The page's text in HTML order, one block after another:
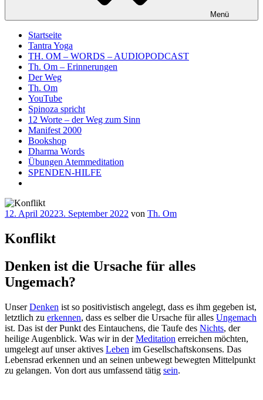
Menü
Startseite
Tantra Yoga
TH. OM – WORDS – AUDIOPODCAST
Th. Om – Erinnerungen
Der Weg
Th. Om
YouTube
Spinoza spricht
12 Worte – der Weg zum Sinn
Manifest 2000
Bookshop
Dharma Words
Übungen Atemmeditation
SPENDEN-HILFE
Veröffentlicht
12. April 20223. September 2022 von Th. Om
Konflikt
Denken ist die Ursache für alles
Ungemach?
UnserDenken ist so positivistisch angelegt, dass es ihm gegeben ist,
letztlich zu erkennen, dass es selber die Ursache für alles Ungemach
ist. Das ist der Punkt des Eintauchens, die Taufe des Nichts, der
heilige Augenblick. Was wir in derMeditation erreichen möchten,
umgelegt auf unser aktives Leben im Gesellschaftskonsens. Das
Lebensrad erkennen und an seinen unbewegt bewegten Mittelpunkt
zu gelangen. Von dort aus umfassend tätig sein.